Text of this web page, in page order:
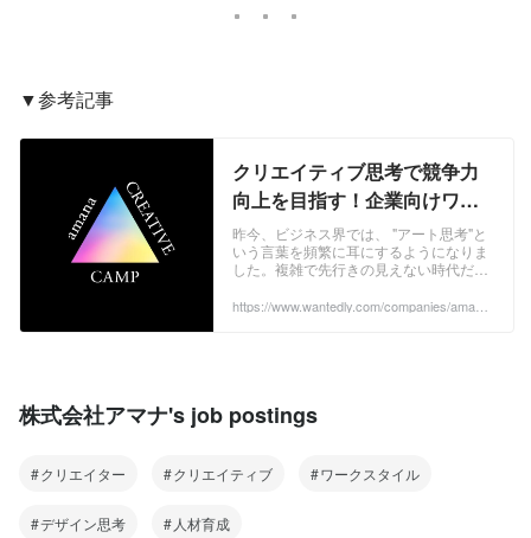
グラムを実施。 人材育成を通して、創造
▼参考記事
クリエイティブ思考で競争力
向上を目指す！企業向けワー
クショップ「amana Creative
Camp」 | amanaNEWS
昨今、ビジネス界では、 "アート思考"と
いう言葉を頻繁に耳にするようになりま
した。複雑で先行きの見えない時代だか
解き放ち、主体性を持って躍動できる人
けのワークショップです。 ...
https://www.wantedly.com/companies/amana
株式会社アマナ's job postings
クリエイター クリエイティブ ワークスタイル
デザイン思考 人材育成